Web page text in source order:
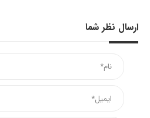
ارسال نظر شما